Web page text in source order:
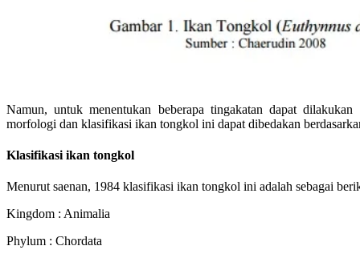
Namun, untuk menentukan beberapa tingakatan dapat
morfologi dan klasifikasi ikan tongkol ini dapat dibedakan
Klasifikasi ikan tongkol
Menurut saenan, 1984 klasifikasi ikan tongkol ini adalah sebagai
Kingdom : Animalia
Phylum : Chordata